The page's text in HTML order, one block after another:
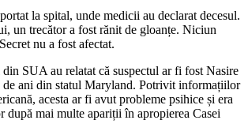
la spital, unde medicii au declarat decesul.
un trecător a fost rănit de gloanțe. Niciun
nu a fost afectat.
SUA au relatat că suspectul ar fi fost Nasire
de ani din statul Maryland. Potrivit informațiilor
acesta ar fi avut probleme psihice și era
după mai multe apariții în apropierea Casei